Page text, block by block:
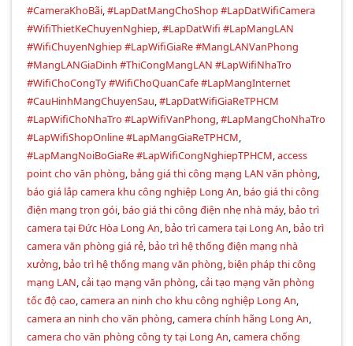
#CameraKhoBãi,#LapDatMangChoShop #LapDatWifiCamera
#WifiThietKeChuyenNghiep,#LapDatWifi #LapMangLAN
#WifiChuyenNghiep #LapWifiGiaRe #MangLANVanPhong
#MangLANGiaDinh #ThiCongMangLAN #LapWifiNhaTro
#WifiChoCongTy #WifiChoQuanCafe #LapMangInternet
#CauHinhMangChuyenSau,#LapDatWifiGiaReTPHCM
#LapWifiChoNhaTro #LapWifiVanPhong,#LapMangChoNhaTro
#LapWifiShopOnline #LapMangGiaReTPHCM,
#LapMangNoiBoGiaRe #LapWifiCongNghiepTPHCM,access
point cho văn phòng, bảng giá thi công mạng LAN văn phòng,
báo giá lắp camera khu công nghiệp Long An, báo giá thi công
điện mạng trọn gói, báo giá thi công điện nhẹ nhà máy, bảo trì
camera tại Đức Hòa Long An, bảo trì camera tại Long An, bảo trì
camera văn phòng giá rẻ, bảo trì hệ thống điện mạng nhà
xưởng, bảo trì hệ thống mạng văn phòng, biện pháp thi công
mạng LAN,cải tạo mạng văn phòng,cải tạo mạng văn phòng
tốc độ cao,camera an ninh cho khu công nghiệp Long An,
camera an ninh cho văn phòng,camera chính hãng Long An,
camera cho văn phòng công ty tại Long An,camera chống